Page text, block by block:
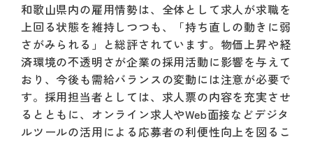
和歌山県内の雇用情勢は、全体として求人が求職を
上回る状態を維持しつつも、「持ち直しの動きに弱
さがみられる」と総評されています。物価上昇や経
済環境の不透明さが企業の採用活動に影響を与えて
おり、今後も需給バランスの変動には注意が必要で
す。採用担当者としては、求人票の内容を充実させ
るとともに、オンライン求人やWeb面接などデジタ
ルツールの活用による応募者の利便性向上を図るこ